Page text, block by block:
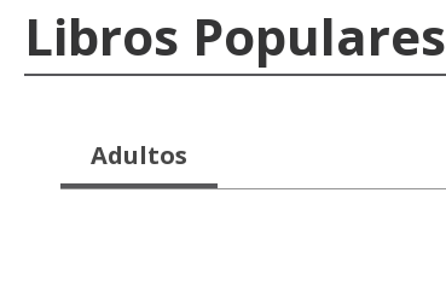
Libros Populares
Adultos